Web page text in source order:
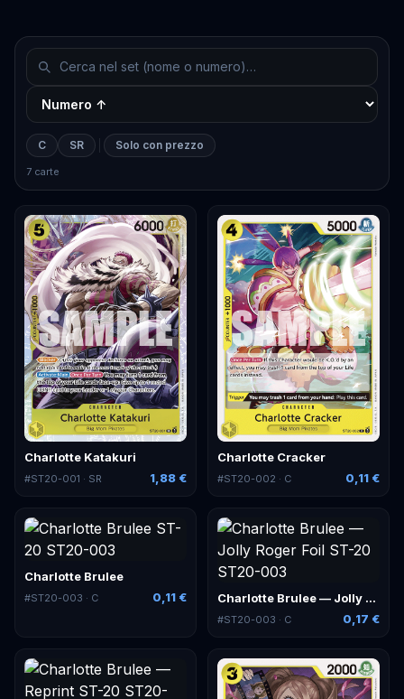
C SR Solo con prezzo
7 carte
Charlotte Katakuri
#ST20-001 · SR 1,88 €
Charlotte Cracker
#ST20-002 · C 0,11 €
Charlotte Brulee
#ST20-003 · C 0,11 € Charlotte Brulee — Jolly Roger Foil
#ST20-003 · C 0,17 €